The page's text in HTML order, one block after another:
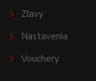
Zľavy
Nastavenia
Vouchery